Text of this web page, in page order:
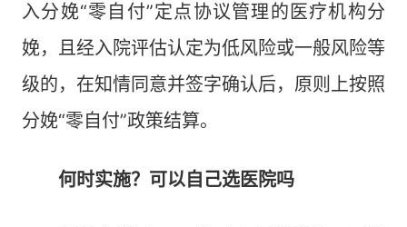
入分娩“零自付”定点协议管理的医疗机构分
娩，且经入院评估认定为低风险或一般风险等
级的，在知情同意并签字确认后，原则上按照
分娩“零自付”政策结算。
何时实施？可以自己选医院吗